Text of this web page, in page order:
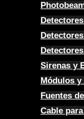
Sirenas y
Módulos
Fuentes
Cable